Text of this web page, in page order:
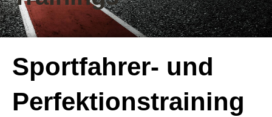
Sportfahrer- und
Perfektionstraining